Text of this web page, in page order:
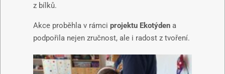
z bílků.
Akce proběhla v rámci projektu Ekotýden a
podpořila nejen zručnost, ale i radost z tvoření.